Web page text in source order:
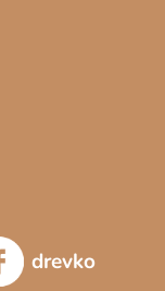
drevko